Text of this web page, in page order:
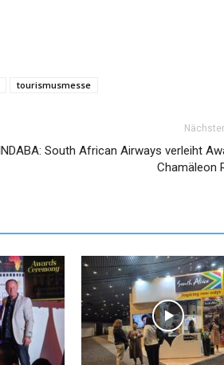
tourismusmesse
South African Airways verleiht
Chamäleon